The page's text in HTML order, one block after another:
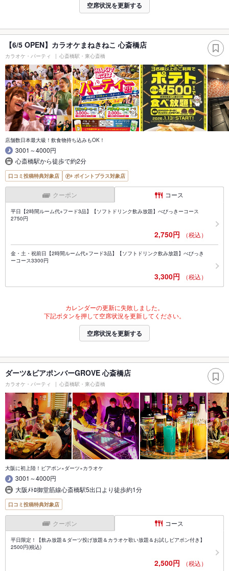
空席状況を更新する
【6/5 OPEN】カラオケまねきねこ 心斎橋店
カラオケ・パーティ 心斎橋駅・東心斎橋
店舗数日本最大級！飲食物持ち込みもOK！
3001～4000円
心斎橋駅から徒歩で約2分
口コミ投稿特典対象店 ポイントプラス対象店
クーポン コース
平日【2時間ルーム代+フード3品】【ソフトドリンク飲み放題】べびっきーコース
2750円
2,750円 （税込）
金・土・祝前日【2時間ルーム代+フード3品】【ソフトドリンク飲み放題】べびっき
ーコース3300円
3,300円 （税込）
カレンダーの更新に失敗しました。
下記ボタンを押して空席状況を更新してください。
空席状況を更新する
ダーツ&ビアポンバーGROVE 心斎橋店
カラオケ・パーティ 心斎橋駅・東心斎橋
大阪に初上陸！ビアポン×ダーツ×カラオケ
3001～4000円
大阪ﾒﾄﾛ御堂筋線心斎橋駅5出口より徒歩約1分
口コミ投稿特典対象店
クーポン コース
平日限定！【飲み放題＆ダーツ投げ放題＆カラオケ歌い放題＆お試しビアポン付き】
2500円(税込)
2,500円 （税込）